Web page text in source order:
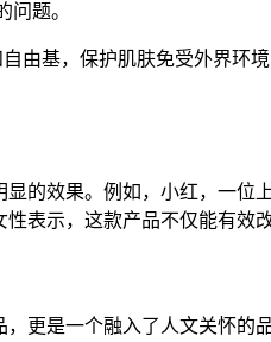
题。
由基，保护肌肤免受外界环
的效果。例如，小红，一位
表示，这款产品不仅能有效
更是一个融入了人文关怀的